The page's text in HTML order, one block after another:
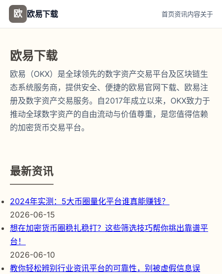
欧 欧易下载 首页资讯内容关于
欧易下载
欧易（OKX）是全球领先的数字资产交易平台及区块链生
态系统服务商，提供安全、便捷的欧易官网下载、欧易注
册及数字资产交易服务。自2017年成立以来，OKX致力于
推动全球数字资产的自由流动与价值尊重，是您值得信赖
的加密货币交易平台。
最新资讯
2024年实测：5大币圈量化平台谁真能赚钱？
2026-06-15
想在加密货币圈稳扎稳打？这些筛选技巧帮你挑出靠谱平
台！
2026-06-10
教你轻松辨别行业资讯平台的可靠性，别被虚假信息误